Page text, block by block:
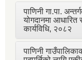
पाणिनी गा.पा.
योगदानमा आधारित
कार्यविधि, २०८२
पाणिनी